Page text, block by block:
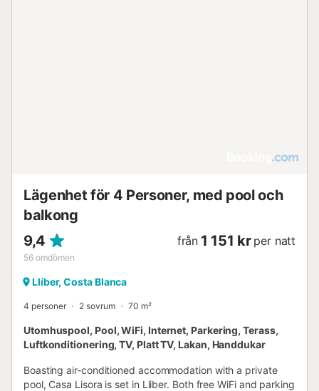
Lägenhet för 4 Personer, med pool och
balkong
9,4
56 omdömen
från 1 151 kr per natt
Llíber, Costa Blanca
4 personer 2 sovrum 70 m²
Utomhuspool, Pool, WiFi, Internet, Parkering, Terass,
Luftkonditionering, TV, Platt TV, Lakan, Handdukar
Boasting air-conditioned accommodation with a private
pool, Casa Lisora is set in Lliber. Both free WiFi and parking